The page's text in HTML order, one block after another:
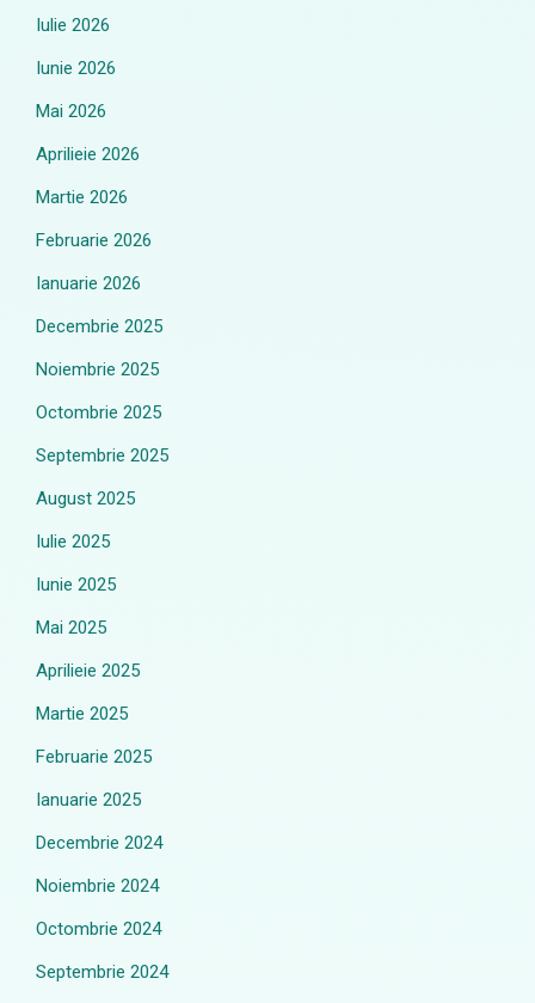
Iulie 2026
Iunie 2026
Mai 2026
Aprilieie 2026
Martie 2026
Februarie 2026
Ianuarie 2026
Decembrie 2025
Noiembrie 2025
Octombrie 2025
Septembrie 2025
August 2025
Iulie 2025
Iunie 2025
Mai 2025
Aprilieie 2025
Martie 2025
Februarie 2025
Ianuarie 2025
Decembrie 2024
Noiembrie 2024
Octombrie 2024
Septembrie 2024